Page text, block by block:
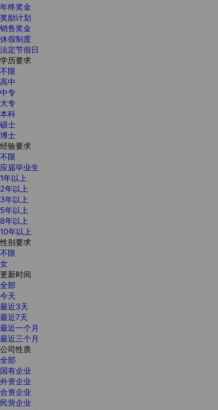
年终奖金
奖励计划
销售奖金
休假制度
法定节假日
学历要求
不限
高中
中专
大专
本科
硕士
博士
经验要求
不限
应届毕业生
1年以上
2年以上
3年以上
5年以上
8年以上
10年以上
性别要求
不限
女
更新时间
全部
今天
最近3天
最近7天
最近一个月
最近三个月
公司性质
全部
国有企业
外资企业
合资企业
民营企业